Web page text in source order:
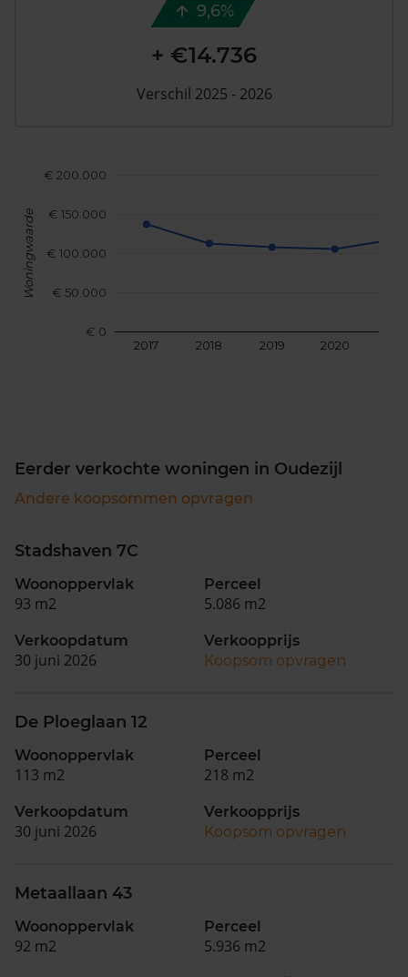
2017 2018 2019 2020
€ 0
€ 50.000
€ 100.000
€ 150.000
€ 200.000
Woningwaarde
9,6%
+ €14.736
Verschil 2025 - 2026
Eerder verkochte woningen in Oudezijl
Andere koopsommen opvragen
Stadshaven 7C
Woonoppervlak
93 m2
Perceel
5.086 m2
Verkoopdatum
30 juni 2026
Verkoopprijs
Koopsom opvragen
De Ploeglaan 12
Woonoppervlak
113 m2
Perceel
218 m2
Verkoopdatum
30 juni 2026
Verkoopprijs
Koopsom opvragen
Metaallaan 43
Woonoppervlak
92 m2
Perceel
5.936 m2